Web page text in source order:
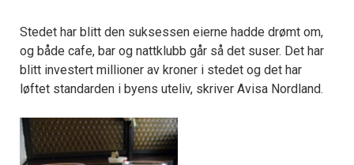
Stedet har blitt den suksessen eierne hadde drømt om,
og både cafe, bar og nattklubb går så det suser. Det har
blitt investert millioner av kroner i stedet og det har
løftet standarden i byens uteliv, skriver Avisa Nordland.